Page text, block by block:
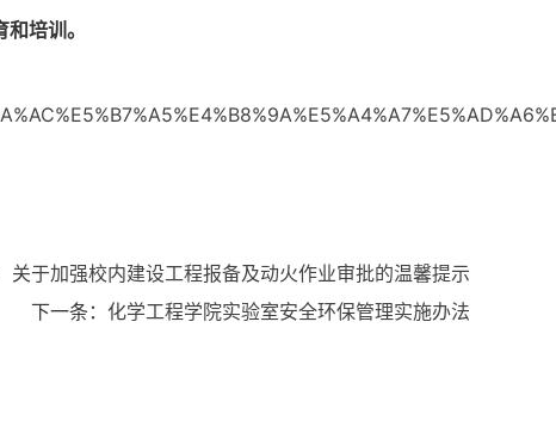
和培训。
关于加强校内建设工程报备及动火作业审批的温馨提示
下一条： 化学工程学院实验室安全环保管理实施办法